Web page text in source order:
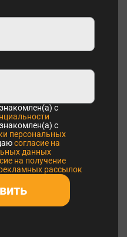
с
с
персональных
согласие на
данных
на получение
рассылок